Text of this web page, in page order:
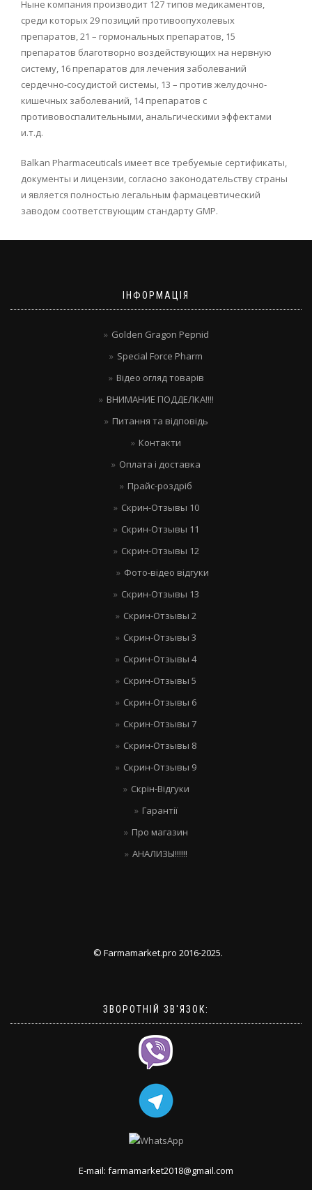
Ныне компания производит 127 типов медикаментов,
среди которых 29 позиций противоопухолевых
препаратов, 21 – гормональных препаратов, 15
препаратов благотворно воздействующих на нервную
систему, 16 препаратов для лечения заболеваний
сердечно-сосудистой системы, 13 – против желудочно-
кишечных заболеваний, 14 препаратов с
противовоспалительными, анальгическими эффектами
и.т.д.
Balkan Pharmaceuticals имеет все требуемые сертификаты,
документы и лицензии, согласно законодательству страны
и является полностью легальным фармацевтический
заводом соответствующим стандарту GMP.
ІНФОРМАЦІЯ
Golden Gragon Pepnid
Special Force Pharm
Відео огляд товарів
ВНИМАНИЕ ПОДДЕЛКА!!!!
Питання та відповідь
Контакти
Оплата і доставка
Прайс-роздріб
Скрин-Отзывы 10
Скрин-Отзывы 11
Скрин-Отзывы 12
Фото-відео відгуки
Скрин-Отзывы 13
Скрин-Отзывы 2
Скрин-Отзывы 3
Скрин-Отзывы 4
Скрин-Отзывы 5
Скрин-Отзывы 6
Скрин-Отзывы 7
Скрин-Отзывы 8
Скрин-Отзывы 9
Скрін-Відгуки
Гарантії
Про магазин
АНАЛИЗЫ!!!!!!
© Farmamarket.pro 2016-2025.
ЗВОРОТНІЙ ЗВ'ЯЗОК:
E-mail: farmamarket2018@gmail.com